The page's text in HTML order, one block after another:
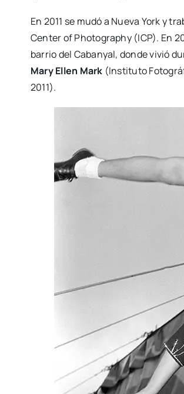
En 2011 se mudó a Nue­va York y
Cen­ter of Pho­to­graphy (ICP). En
barrio del Caban­yal, don­de vivió
Mary Ellen Mark (Ins­ti­tu­to
2011).